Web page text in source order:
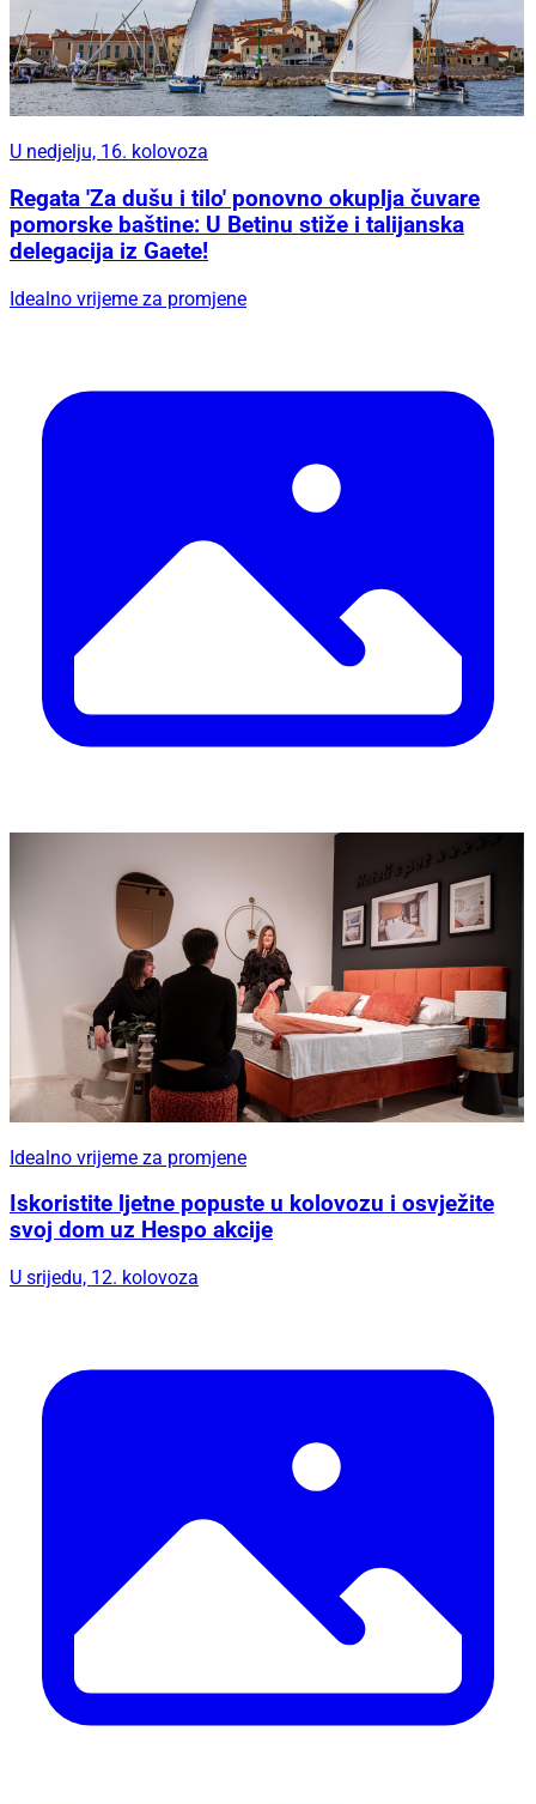
U nedjelju, 16. kolovoza
Regata 'Za dušu i tilo' ponovno okuplja čuvare
pomorske baštine: U Betinu stiže i talijanska
delegacija iz Gaete!
Idealno vrijeme za promjene
Idealno vrijeme za promjene
Iskoristite ljetne popuste u kolovozu i osvježite
svoj dom uz Hespo akcije
U srijedu, 12. kolovoza